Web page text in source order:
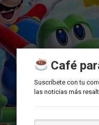
Café
Suscríbete con tu
las noticias más